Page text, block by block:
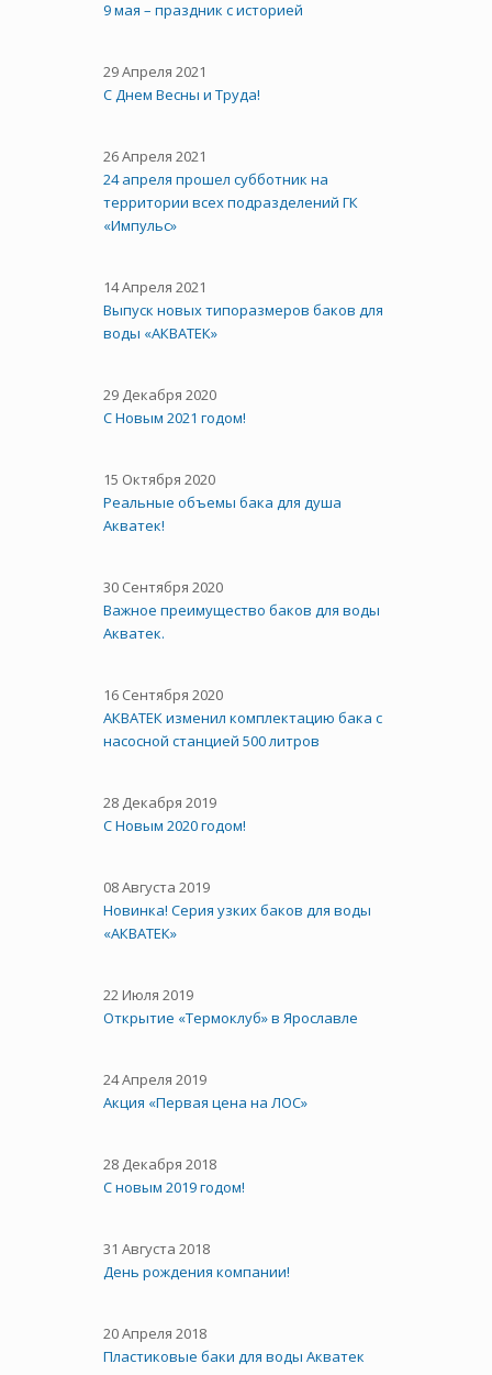
9 мая – праздник с историей
29 Апреля 2021
C Днем Весны и Труда!
26 Апреля 2021
24 апреля прошел субботник на
территории всех подразделений ГК
«Импульс»
14 Апреля 2021
Выпуск новых типоразмеров баков для
воды «АКВАТЕК»
29 Декабря 2020
С Новым 2021 годом!
15 Октября 2020
Реальные объемы бака для душа
Акватек!
30 Сентября 2020
Важное преимущество баков для воды
Акватек.
16 Сентября 2020
АКВАТЕК изменил комплектацию бака с
насосной станцией 500 литров
28 Декабря 2019
С Новым 2020 годом!
08 Августа 2019
Новинка! Серия узких баков для воды
«АКВАТЕК»
22 Июля 2019
Открытие «Термоклуб» в Ярославле
24 Апреля 2019
Акция «Первая цена на ЛОС»
28 Декабря 2018
С новым 2019 годом!
31 Августа 2018
День рождения компании!
20 Апреля 2018
Пластиковые баки для воды Акватек